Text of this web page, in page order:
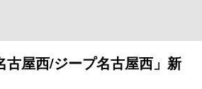
古屋西/ジープ名古屋西」新